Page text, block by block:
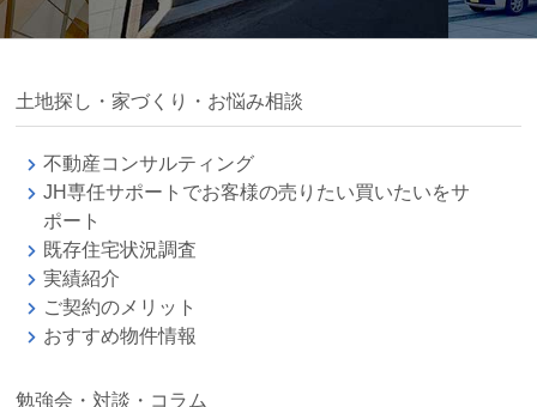
土地探し・家づくり・お悩み相談
不動産コンサルティング
JH専任サポートでお客様の売りたい買いたいをサ
ポート
既存住宅状況調査
実績紹介
ご契約のメリット
おすすめ物件情報
勉強会・対談・コラム